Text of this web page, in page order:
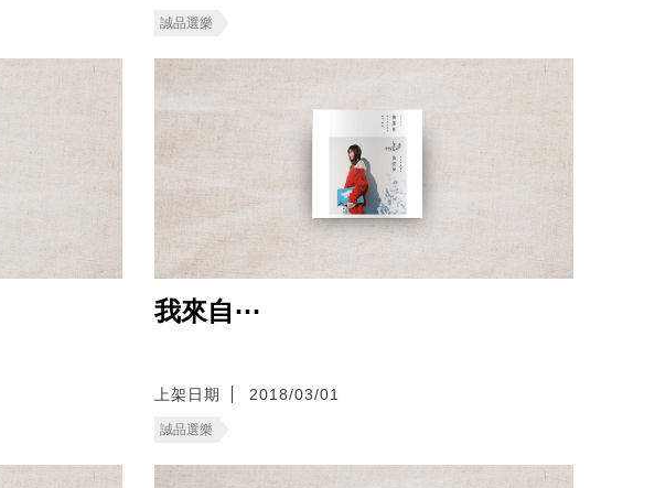
誠品選樂
我來自⋯
上架日期 2018/03/01
誠品選樂